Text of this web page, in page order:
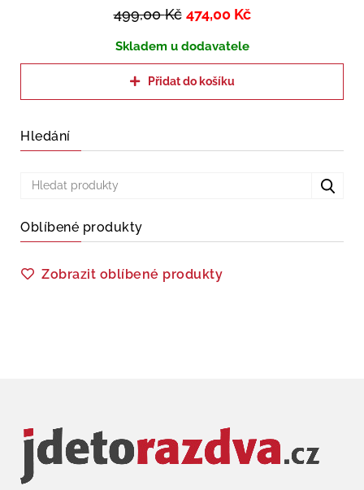
499,00Kč 474,00 Kč
Skladem u dodavatele
Přidat do košíku
Hledání
Oblíbené produkty
Zobrazit oblíbené produkty